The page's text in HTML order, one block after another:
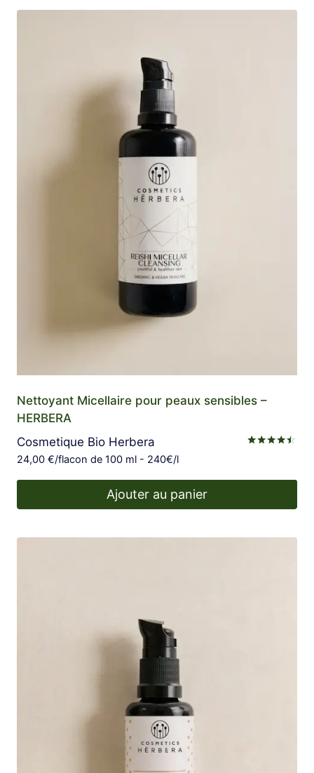
Nettoyant Micellaire pour peaux sensibles –
HERBERA
Cosmetique Bio Herbera
24,00 €/flacon de 100 ml - 240€/l
Ajouter au panier